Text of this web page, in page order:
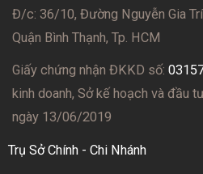
Đ/c: 36/10, Đường Nguyễn Gia
Quận Bình Thạnh, Tp. HCM
Giấy chứng nhận ĐKKD số:
kinh doanh, Sở kế hoạch và đầu
ngày 13/06/2019
Trụ Sở Chính - Chi Nhánh